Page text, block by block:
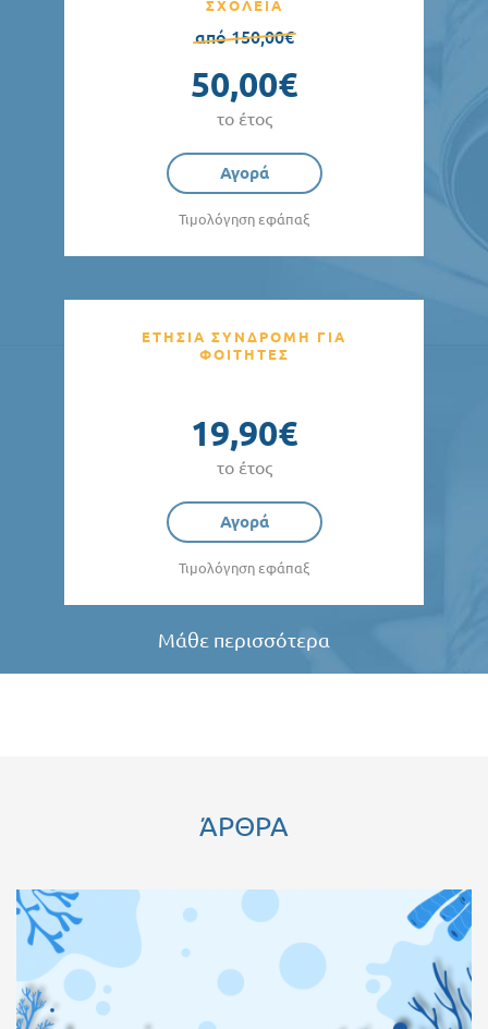
ΣΧΟΛΕΙΑ
από 150,00€
50,00€
το έτος
Αγορά
Τιμολόγηση εφάπαξ
ΕΤΗΣΙΑ ΣΥΝΔΡΟΜΗ ΓΙΑ
ΦΟΙΤΗΤΕΣ
19,90€
το έτος
Αγορά
Τιμολόγηση εφάπαξ
Μάθε περισσότερα
ΆΡΘΡΑ